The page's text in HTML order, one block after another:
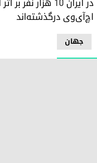
جھان
اچ‌آی‌وی درگذشته‌اند